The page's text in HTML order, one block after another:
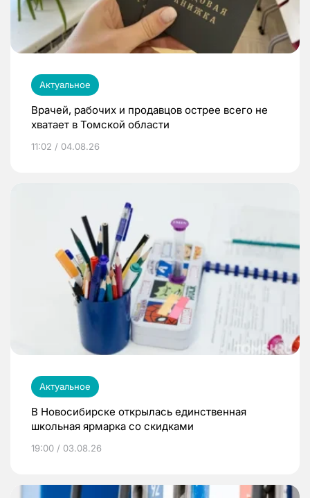
Актуальное
Врачей, рабочих и продавцов острее всего не
хватает в Томской области
11:02 / 04.08.26
Актуальное
В Новосибирске открылась единственная
школьная ярмарка со скидками
19:00 / 03.08.26